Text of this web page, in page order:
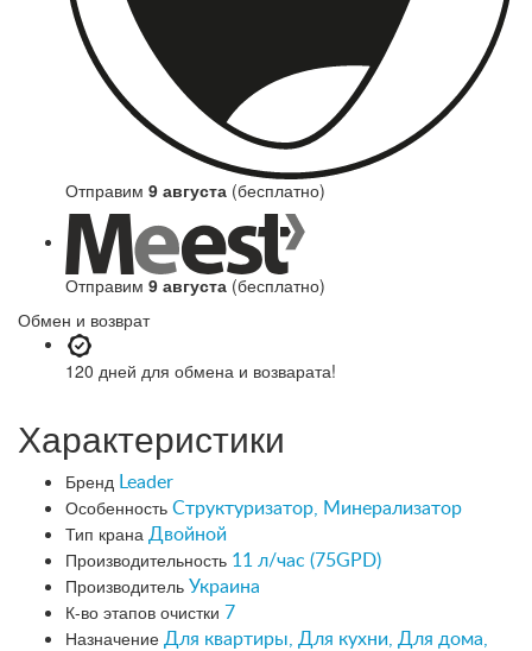
Отправим 9 августа (бесплатно)
Отправим 9 августа (бесплатно)
Обмен и возврат
120 дней для обмена и возварата!
Характеристики
Бренд Leader
Особенность Структуризатор, Минерализатор
Тип крана Двойной
Производительность 11 л/час (75GPD)
Производитель Украина
К-во этапов очистки 7
Назначение Для квартиры, Для кухни, Для дома,